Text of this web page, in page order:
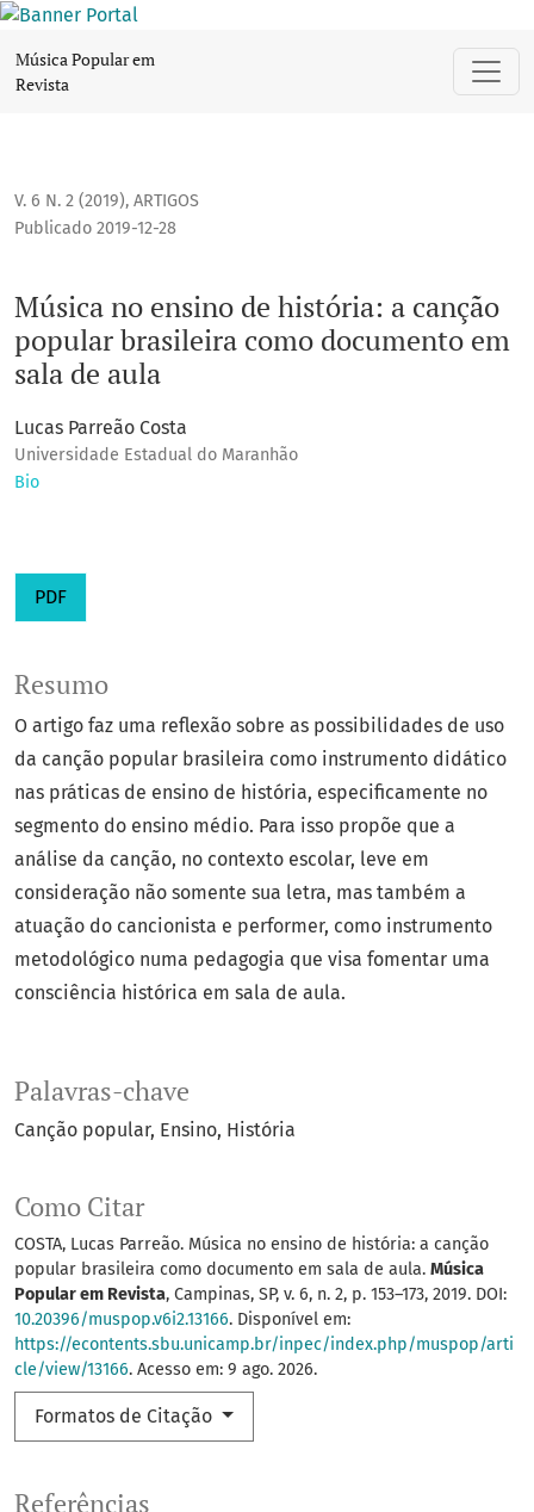
Música Popular em
Revista
V. 6 N. 2 (2019), ARTIGOS
Música no ensino de história: a canção
popular brasileira como documento em
sala de aula
Publicado 2019-12-28
Lucas Parreão Costa
Universidade Estadual do Maranhão
Bio
PDF
Palavras-chave
Canção popular Ensino História
Como Citar
COSTA, Lucas Parreão. Música no ensino de história: a canção
popular brasileira como documento em sala de aula. Música
Popular em Revista, Campinas, SP, v. 6, n. 2, p. 153–173, 2019. DOI:
10.20396/muspop.v6i2.13166. Disponível em:
https://econtents.sbu.unicamp.br/inpec/index.php/muspop/arti
cle/view/13166. Acesso em: 9 ago. 2026.
Formatos de Citação
Resumo
O artigo faz uma reflexão sobre as possibilidades de uso
da canção popular brasileira como instrumento didático
nas práticas de ensino de história, especificamente no
segmento do ensino médio. Para isso propõe que a
análise da canção, no contexto escolar, leve em
consideração não somente sua letra, mas também a
atuação do cancionista e performer, como instrumento
metodológico numa pedagogia que visa fomentar uma
consciência histórica em sala de aula.
Referências